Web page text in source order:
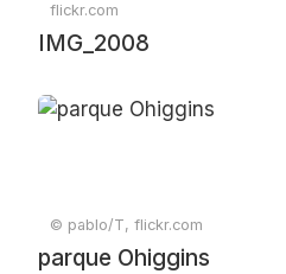
flickr.com
IMG_2008
© pablo/T, flickr.com
parque Ohiggins